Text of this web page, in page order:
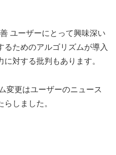
ユーザーにとって興味深い
るためのアルゴリズムが導入
対する批判もあります。
変更はユーザーのニュース
しました。